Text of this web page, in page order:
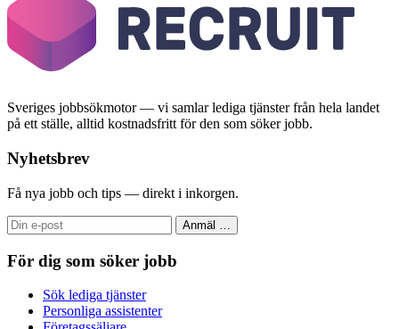
Sveriges jobbsökmotor — vi samlar lediga tjänster från hela landet
på ett ställe, alltid kostnadsfritt för den som söker jobb.
Nyhetsbrev
Få nya jobb och tips — direkt i inkorgen.
Anmäl
För dig som söker jobb
Sök lediga tjänster
Personliga assistenter